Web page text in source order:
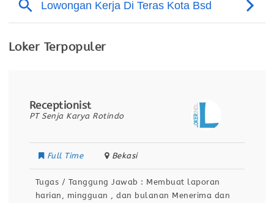
Loker Terpopuler
Receptionist
PT Senja Karya Rotindo
Full Time Bekasi
Tugas / Tanggung Jawab : Membuat laporan
harian, mingguan , dan bulanan Menerima dan